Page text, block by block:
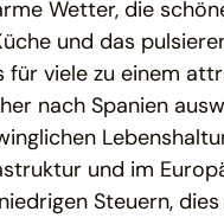
Wetter, die
und das
für viele zu einem
nach Spanien
und im
Steuern,